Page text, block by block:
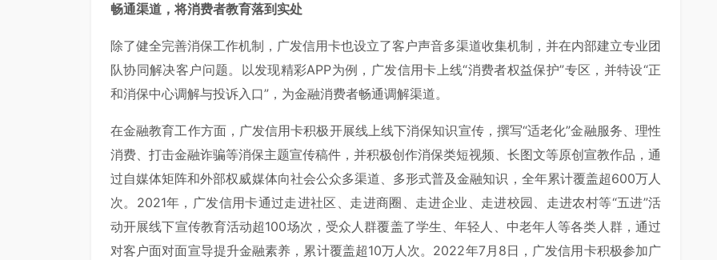
畅通渠道，将消费者教育落到实处
除了健全完善消保工作机制，广发信用卡也设立了客户声音多渠道收集机制，并在内部建立专业团
队协同解决客户问题。以发现精彩APP为例，广发信用卡上线“消费者权益保护”专区，并特设“正
和消保中心调解与投诉入口”，为金融消费者畅通调解渠道。
在金融教育工作方面，广发信用卡积极开展线上线下消保知识宣传，撰写“适老化”金融服务、理性
消费、打击金融诈骗等消保主题宣传稿件，并积极创作消保类短视频、长图文等原创宣教作品，通
过自媒体矩阵和外部权威媒体向社会公众多渠道、多形式普及金融知识，全年累计覆盖超600万人
次。2021年，广发信用卡通过走进社区、走进商圈、走进企业、走进校园、走进农村等“五进”活
动开展线下宣传教育活动超100场次，受众人群覆盖了学生、年轻人、中老年人等各类人群，通过
对客户面对面宣导提升金融素养，累计覆盖超10万人次。2022年7月8日，广发信用卡积极参加广